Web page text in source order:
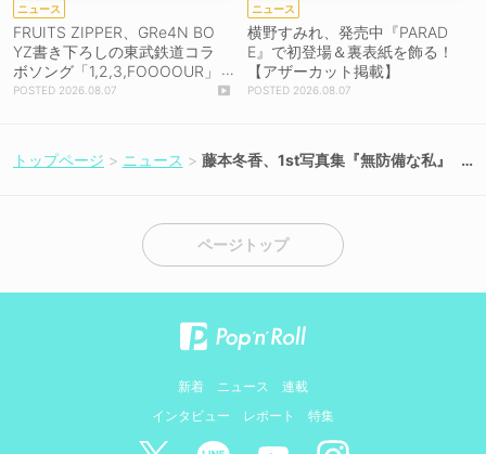
ニュース
FRUITS ZIPPER、GRe4N BO
YZ書き下ろしの東武鉄道コラ
ボソング「1,2,3,FOOOOUR」
をリリース＆MV公開！
2026.08.07
ニュース
横野すみれ、発売中『PARAD
E』で初登場＆裏表紙を飾る！
【アザーカット掲載】
2026.08.07
トップページ ニュース
藤本冬香、1st写真集『無防備な私』
ページトップ
新着 ニュース
連載
インタビュー
レポート 特集